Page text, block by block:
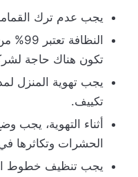
يجب عدم ترك
تكون هناك حاجة
يجب تهوية المنزل
تكييف.
أثناء التهوية، يجب
الحشرات وتكاثرها
يجب تنظيف خطوط